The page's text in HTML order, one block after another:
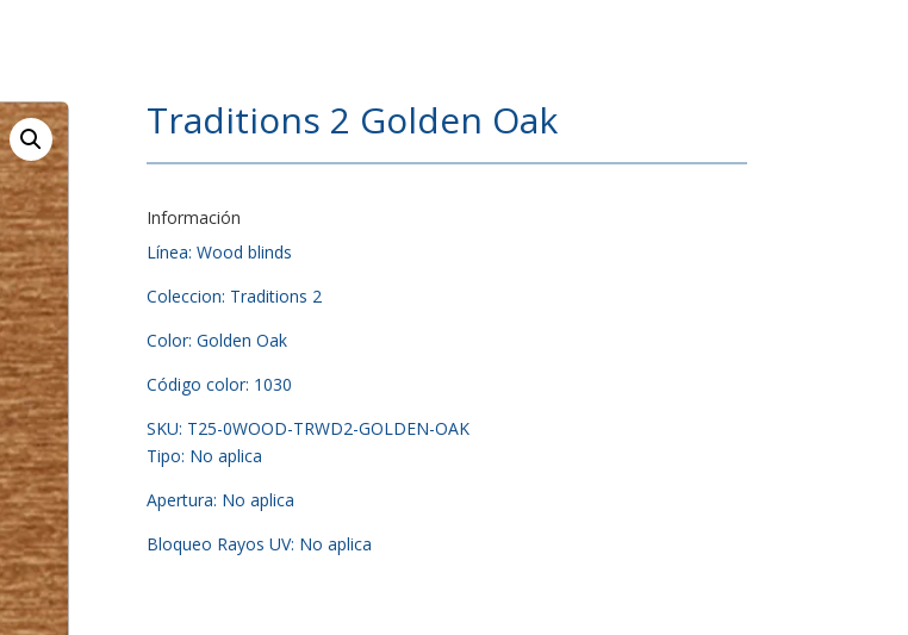
Traditions 2 Golden Oak
Información
Línea: Wood blinds
Coleccion: Traditions 2
Color: Golden Oak
Código color: 1030
SKU: T25-0WOOD-TRWD2-GOLDEN-OAK
Tipo: No aplica
Apertura: No aplica
Bloqueo Rayos UV: No aplica